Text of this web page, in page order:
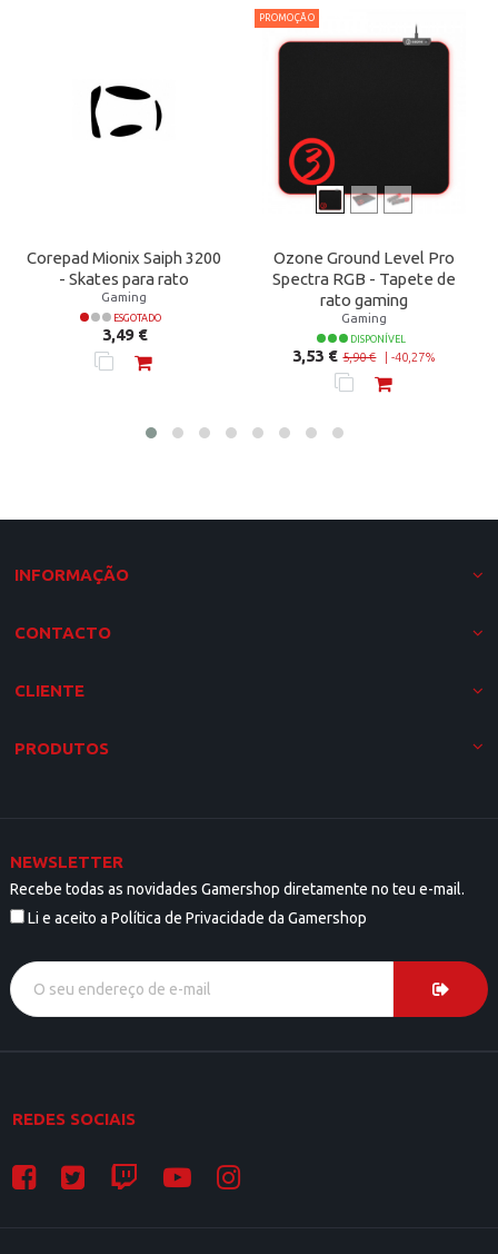
Corepad Mionix Saiph 3200
- Skates para rato
Gaming
ESGOTADO
Preço
3,49 €
PROMOÇÃO
Ozone Ground Level Pro
Spectra RGB - Tapete de
rato gaming
Gaming
DISPONÍVEL
Preço normal
Preço
3,53 € 5,90 € | -40,27%
INFORMAÇÃO
CONTACTO
CLIENTE
PRODUTOS
NEWSLETTER
Recebe todas as novidades Gamershop diretamente no teu e-mail.
Li e aceito a Política de Privacidade da Gamershop
REDES SOCIAIS